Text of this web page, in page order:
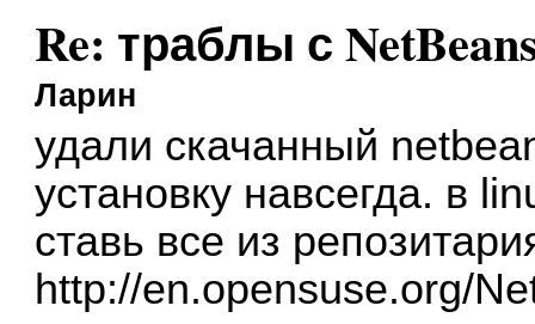
Re: траблы с
Ларин
удали скачанный
установку навсегда. в
ставь все из
http://en.opensuse.org/